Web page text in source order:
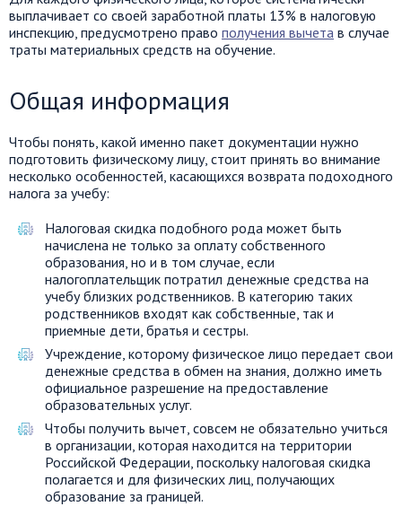
выплачивает со своей заработной платы 13% в налоговую
инспекцию, предусмотрено право получения вычета в случае
траты материальных средств на обучение.
Общая информация
Чтобы понять, какой именно пакет документации нужно
подготовить физическому лицу, стоит принять во внимание
несколько особенностей, касающихся возврата подоходного
налога за учебу:
Налоговая скидка подобного рода может быть
начислена не только за оплату собственного
образования, но и в том случае, если
налогоплательщик потратил денежные средства на
учебу близких родственников. В категорию таких
родственников входят как собственные, так и
приемные дети, братья и сестры.
Учреждение, которому физическое лицо передает свои
денежные средства в обмен на знания, должно иметь
официальное разрешение на предоставление
образовательных услуг.
Чтобы получить вычет, совсем не обязательно учиться
в организации, которая находится на территории
Российской Федерации, поскольку налоговая скидка
полагается и для физических лиц, получающих
образование за границей.